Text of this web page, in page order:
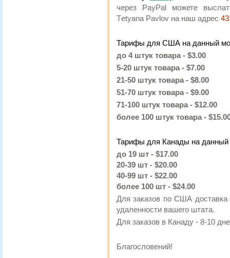
через PayPal можете
Тetyana Pavlov на наш адрес
Тарифы для США на данный
до 4 штук товара - $3.00
5-20 штук товара - $7.00
21-50 штук товара - $8.00
51-70 штук товара - $9.00
71-100 штук товара - $12.00
более 100 штук товара -
Тарифы для Канады на
до 19 шт - $17.00
20-39 шт - $20.00
40-99 шт - $22.00
более 100 шт - $24.00
Для заказов по США доставка
удаленности вашего штата.
Для заказов в Канаду - 8-10
Благословений!